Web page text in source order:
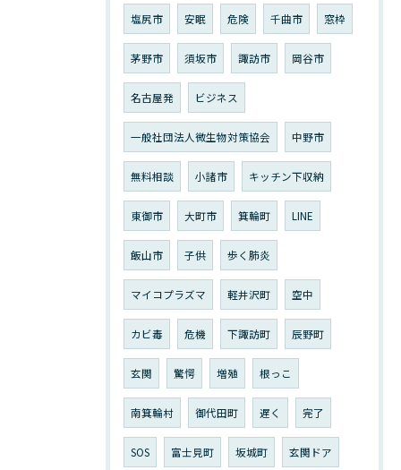
塩尻市 安眠 危険 千曲市 窓枠
茅野市 須坂市 諏訪市 岡谷市
名古屋発 ビジネス
一般社団法人微生物対策協会 中野市
無料相談 小諸市 キッチン下収納
東御市 大町市 箕輪町 LINE
飯山市 子供 歩く肺炎
マイコプラズマ 軽井沢町 空中
カビ毒 危機 下諏訪町 辰野町
玄関 驚愕 増殖 根っこ
南箕輪村 御代田町 遅く 完了
SOS 富士見町 坂城町 玄関ドア